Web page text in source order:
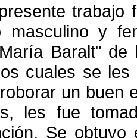
trabajo
masculino y
Baralt"
cuales se les
un buen
les fue
Se